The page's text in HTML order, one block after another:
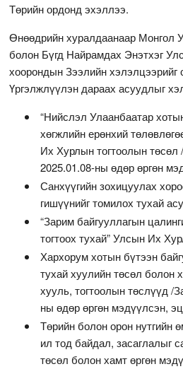
Төрийн ордонд эхэллээ.
Өнөөдрийн хуралдаанаар Монгол
болон Бүгд Найрамдах Энэтхэг
хоорондын Зээлийн хэлэлцээрийг
Үргэлжлүүлэн дараах асуудлыг
“Нийслэл Улаанбаатар
хөгжлийн ерөнхий
Их Хурлын тогтоолын төсөл
2025.01.08-ны өдөр өргөн
Санхүүгийн зохицуулах
гишүүнийг томилох тухай
“Зарим байгууллагын
тогтоох тухай” Улсын Их
Хархорум хотын бүтээн
тухай хуулийн төсөл болон
хууль, тогтоолын төслүүд /
ны өдөр өргөн мэдүүлсэн,
Төрийн болон орон нутгийн
ил тод байдал, засаглалыг
төсөл болон хамт өргөн